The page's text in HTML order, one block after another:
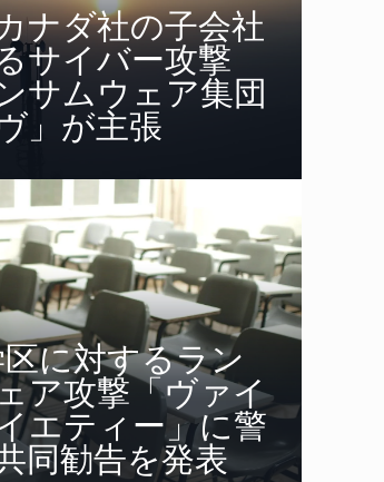
ナダ社の子会社
サイバー攻撃
サムウェア集団
」が主張
に対するラン
ア攻撃「ヴァイ
エティー」に警
同勧告を発表